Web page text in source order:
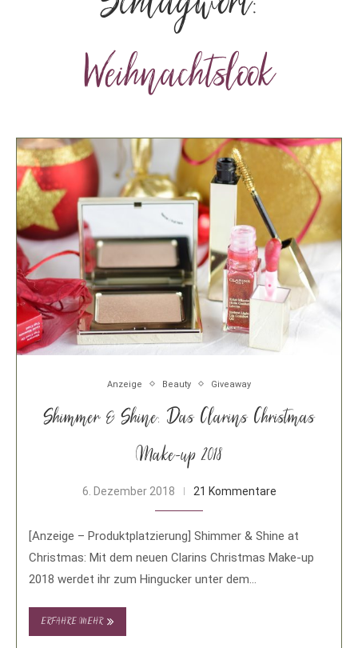
Weihnachtslook
Anzeige Beauty Giveaway
Shimmer & Shine: Das Clarins Christmas
Make-up 2018
6. Dezember 2018 21 Kommentare
[Anzeige – Produktplatzierung] Shimmer & Shine at
Christmas: Mit dem neuen Clarins Christmas Make-up
2018 werdet ihr zum Hingucker unter dem
ERFAHRE MEHR